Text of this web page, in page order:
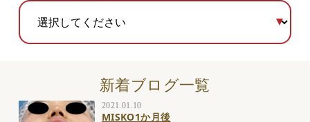
新着ブログ一覧
2021.01.10
MISKO1か月後